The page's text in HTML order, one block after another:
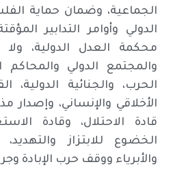
الجماعية، وضمان حماية
الدولي وأوامر التدابير
محكمة العدل الدولية،
والمجتمع الدولي والمحاكم
الحرب، والجنائية الدولية،
الأخلاقي والإنساني،
قادة الاحتلال، وقادة
الخضوع للابتزاز
والأبرياء ووقف حرب الإبادة